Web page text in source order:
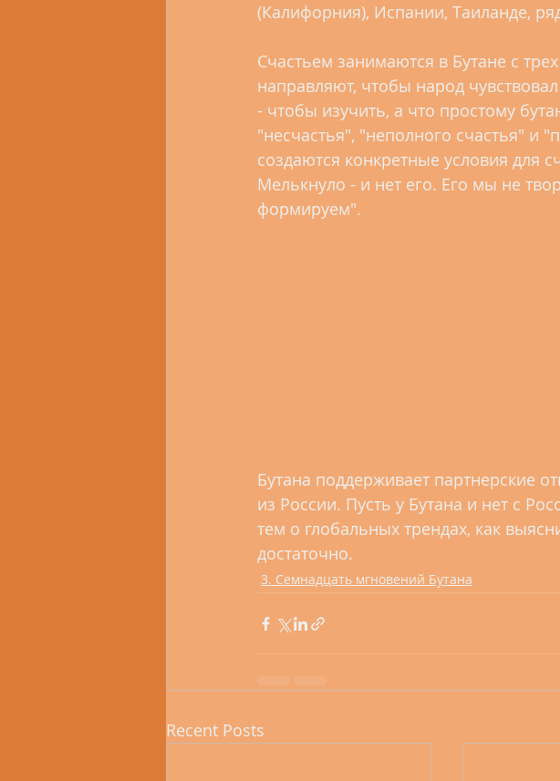
(Калифорния), Испании, Таиланде,
Счастьем занимаются в Бутане с
направляют, чтобы народ
- чтобы изучить, а что простому
"несчастья", "неполного счастья" и
создаются конкретные условия для
Мелькнуло - и нет его. Его мы не
формируем".
Бутана поддерживает партнерские
из России. Пусть у Бутана и нет с
тем о глобальных трендах, как
достаточно.
3. Семнадцать мгновений Бутана
Recent Posts